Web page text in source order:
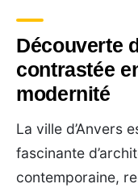
Découverte
contrastée
modernité
La ville d’Anvers
fascinante
contemporaine,